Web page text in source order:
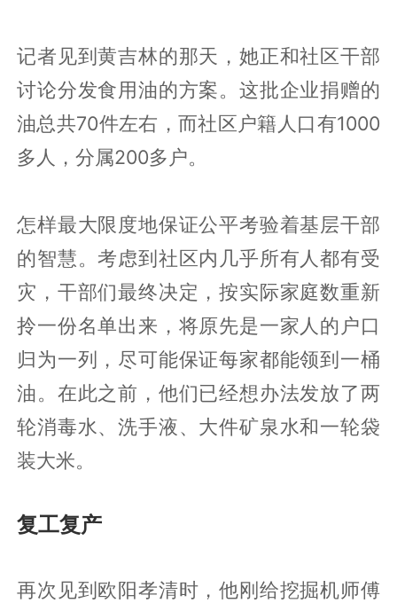
记者见到黄吉林的那天，她正和社区干部
讨论分发食用油的方案。这批企业捐赠的
油总共70件左右，而社区户籍人口有1000
多人，分属200多户。
怎样最大限度地保证公平考验着基层干部
的智慧。考虑到社区内几乎所有人都有受
灾，干部们最终决定，按实际家庭数重新
拎一份名单出来，将原先是一家人的户口
归为一列，尽可能保证每家都能领到一桶
油。在此之前，他们已经想办法发放了两
轮消毒水、洗手液、大件矿泉水和一轮袋
装大米。
复工复产
再次见到欧阳孝清时，他刚给挖掘机师傅